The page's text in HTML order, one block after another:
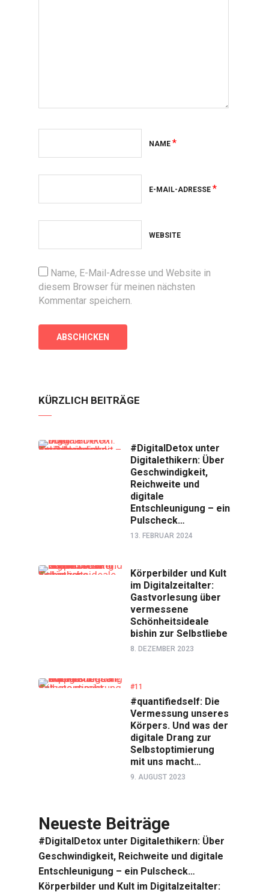
NAME *
E-MAIL-ADRESSE *
WEBSITE
Name, E-Mail-Adresse und Website in
diesem Browser für meinen nächsten
Kommentar speichern.
KÜRZLICH BEITRÄGE
#DigitalDetox unter
Digitalethikern: Über
Geschwindigkeit,
Reichweite und
digitale
Entschleunigung – ein
Pulscheck…
13. FEBRUAR 2024
Körperbilder und Kult
im Digitalzeitalter:
Gastvorlesung über
vermessene
Schönheitsideale
bishin zur Selbstliebe
8. DEZEMBER 2023
#11
#quantifiedself: Die
Vermessung unseres
Körpers. Und was der
digitale Drang zur
Selbstoptimierung
mit uns macht…
9. AUGUST 2023
Neueste Beiträge
#DigitalDetox unter Digitalethikern: Über
Geschwindigkeit, Reichweite und digitale
Entschleunigung – ein Pulscheck…
Körperbilder und Kult im Digitalzeitalter: